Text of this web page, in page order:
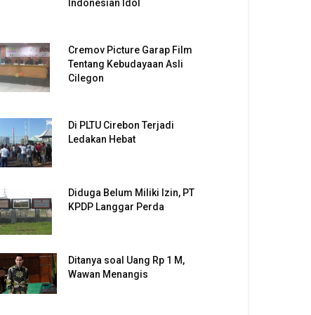
Indonesian Idol
Cremov Picture Garap Film
Tentang Kebudayaan Asli
Cilegon
Di PLTU Cirebon Terjadi
Ledakan Hebat
Diduga Belum Miliki Izin, PT
KPDP Langgar Perda
Ditanya soal Uang Rp 1 M,
Wawan Menangis